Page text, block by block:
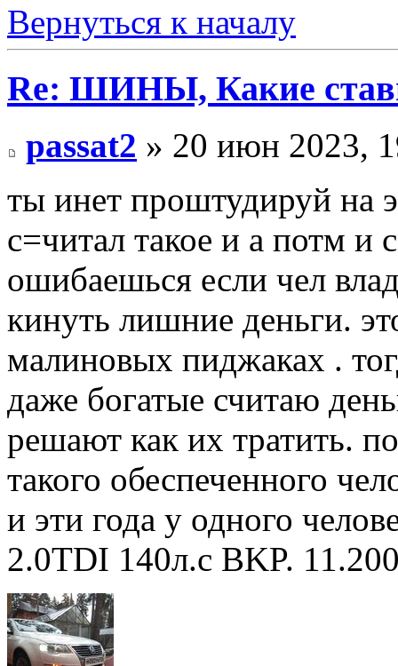
Вернуться к началу
Re: ШИНЫ, Какие
passat2 » 20 июн 2023,
ты инет проштудируй на
с=читал такое и а потм и
ошибаешься если чел
кинуть лишние деньги.
малиновых пиджаках .
даже богатые считаю
решают как их тратить.
такого обеспеченного
и эти года у одного
2.0TDI 140л.с BKP.